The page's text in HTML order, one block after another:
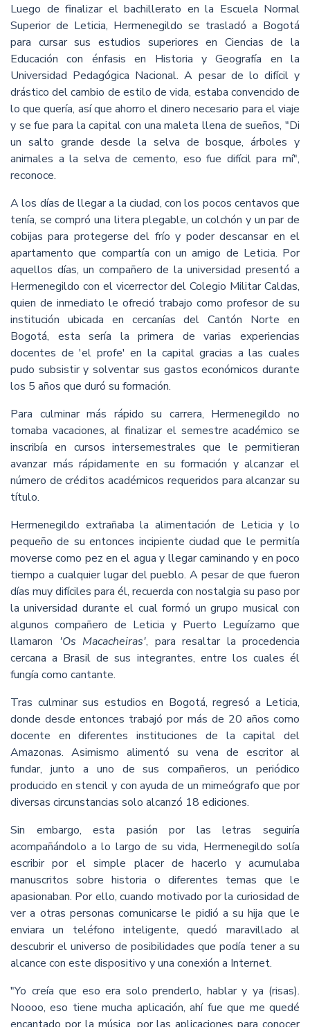
Luego de finalizar el bachillerato en la Escuela Normal
Superior de Leticia, Hermenegildo se trasladó a Bogotá
para cursar sus estudios superiores en Ciencias de la
Educación con énfasis en Historia y Geografía en la
Universidad Pedagógica Nacional. A pesar de lo difícil y
drástico del cambio de estilo de vida, estaba convencido de
lo que quería, así que ahorro el dinero necesario para el viaje
y se fue para la capital con una maleta llena de sueños, "Di
un salto grande desde la selva de bosque, árboles y
animales a la selva de cemento, eso fue difícil para mí",
reconoce.
A los días de llegar a la ciudad, con los pocos centavos que
tenía, se compró una litera plegable, un colchón y un par de
cobijas para protegerse del frío y poder descansar en el
apartamento que compartía con un amigo de Leticia. Por
aquellos días, un compañero de la universidad presentó a
Hermenegildo con el vicerrector del Colegio Militar Caldas,
quien de inmediato le ofreció trabajo como profesor de su
institución ubicada en cercanías del Cantón Norte en
Bogotá, esta sería la primera de varias experiencias
docentes de 'el profe' en la capital gracias a las cuales
pudo subsistir y solventar sus gastos económicos durante
los 5 años que duró su formación.
Para culminar más rápido su carrera, Hermenegildo no
tomaba vacaciones, al finalizar el semestre académico se
inscribía en cursos intersemestrales que le permitieran
avanzar más rápidamente en su formación y alcanzar el
número de créditos académicos requeridos para alcanzar su
título.
Hermenegildo extrañaba la alimentación de Leticia y lo
pequeño de su entonces incipiente ciudad que le permitía
moverse como pez en el agua y llegar caminando y en poco
tiempo a cualquier lugar del pueblo. A pesar de que fueron
días muy difíciles para él, recuerda con nostalgia su paso por
la universidad durante el cual formó un grupo musical con
algunos compañero de Leticia y Puerto Leguízamo que
llamaron 'Os Macacheiras', para resaltar la procedencia
cercana a Brasil de sus integrantes, entre los cuales él
fungía como cantante.
Tras culminar sus estudios en Bogotá, regresó a Leticia,
donde desde entonces trabajó por más de 20 años como
docente en diferentes instituciones de la capital del
Amazonas. Asimismo alimentó su vena de escritor al
fundar, junto a uno de sus compañeros, un periódico
producido en stencil y con ayuda de un mimeógrafo que por
diversas circunstancias solo alcanzó 18 ediciones.
Sin embargo, esta pasión por las letras seguiría
acompañándolo a lo largo de su vida, Hermenegildo solía
escribir por el simple placer de hacerlo y acumulaba
manuscritos sobre historia o diferentes temas que le
apasionaban. Por ello, cuando motivado por la curiosidad de
ver a otras personas comunicarse le pidió a su hija que le
enviara un teléfono inteligente, quedó maravillado al
descubrir el universo de posibilidades que podía tener a su
alcance con este dispositivo y una conexión a Internet.
"Yo creía que eso era solo prenderlo, hablar y ya (risas).
Noooo, eso tiene mucha aplicación, ahí fue que me quedé